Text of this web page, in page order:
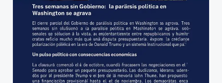
Gobierno
Trump
récords